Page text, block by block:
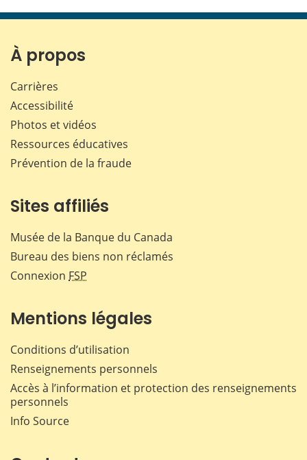
À propos
Carrières
Accessibilité
Photos et vidéos
Ressources éducatives
Prévention de la fraude
Sites affiliés
Musée de la Banque du Canada
Bureau des biens non réclamés
Connexion FSP
Mentions légales
Conditions d’utilisation
Renseignements personnels
Accès à l’information et protection des renseignements
personnels
Info Source